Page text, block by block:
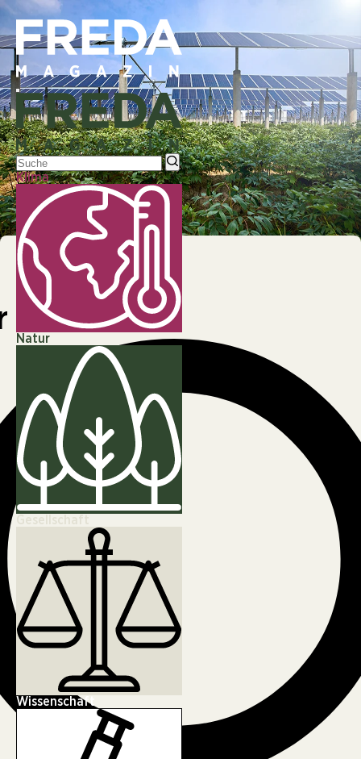
Klima
Natur
Wissenschaft
© |
WISSENSCHAFT
denken